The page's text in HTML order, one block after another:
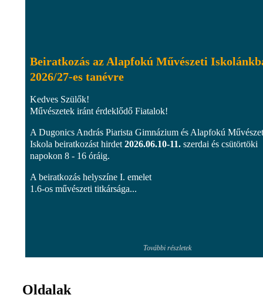
Beiratkozás az Alapfokú Művészeti
2026/27-es tanévre
Kedves Szülők!
Művészetek iránt érdeklődő Fiatalok!
A Dugonics András Piarista Gimnázium és Alapfokú
Iskola beiratkozást hirdet 2026.06.10-11. szerdai és csütörtöki
napokon 8 - 16 óráig.
A beiratkozás helyszíne I. emelet
1.6-os művészeti titkársága...
További részletek
Oldalak